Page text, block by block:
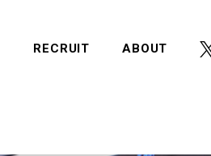
RECRUIT ABOUT